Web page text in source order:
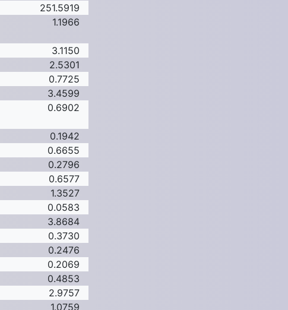
251.5919
1.1966
3.1150
2.5301
0.7725
3.4599
0.6902
0.1942
0.6655
0.2796
0.6577
1.3527
0.0583
3.8684
0.3730
0.2476
0.2069
0.4853
2.9757
1.0759